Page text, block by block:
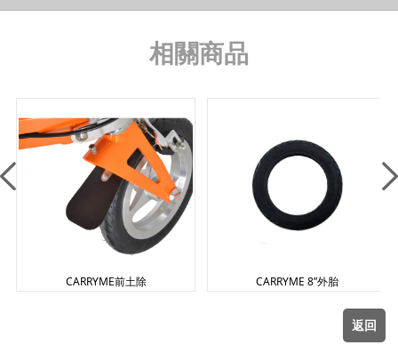
IL 以色列
CY 塞普勒斯
相關商品
CARRYME前土除 CARRYME 8”外胎
返回